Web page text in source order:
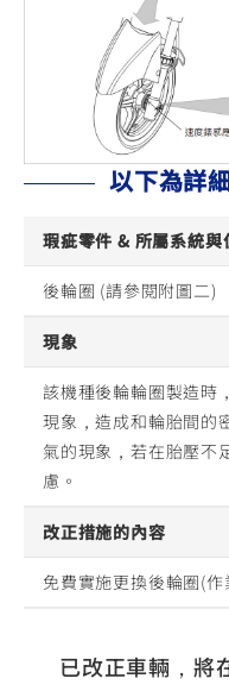
以下為詳
瑕疵零件 & 所屬系統與
後輪圈 (請參閱附圖二)
現象
該機種後輪輪圈製造時
現象，造成和輪胎間的
氣的現象，若在胎壓不
慮。
改正措施的內容
免費實施更換後輪圈(
已改正車輛，將